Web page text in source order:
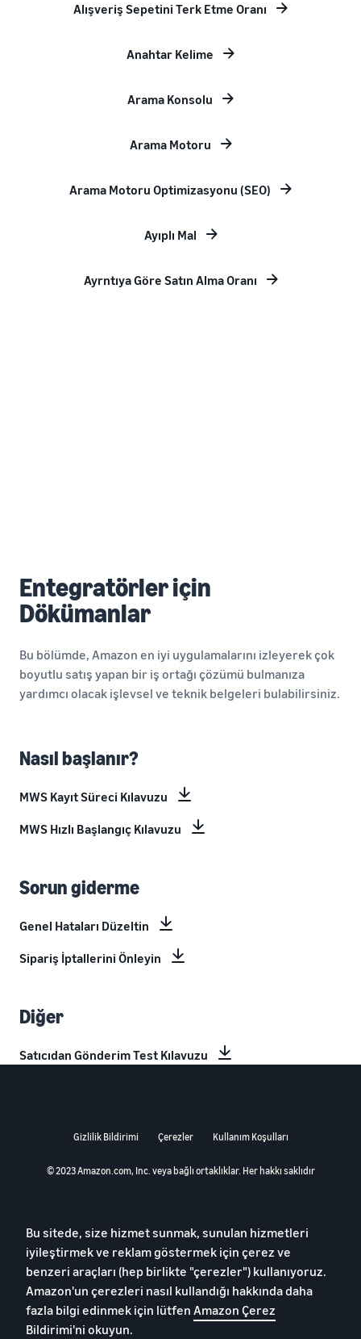
Alışveriş Sepetini Terk Etme Oranı
Anahtar Kelime
Arama Konsolu
Arama Motoru
Arama Motoru Optimizasyonu (SEO)
Ayıplı Mal
Ayrntıya Göre Satın Alma Oranı
Entegratörler için
Dökümanlar
Bu bölümde, Amazon en iyi uygulamalarını izleyerek çok
boyutlu satış yapan bir iş ortağı çözümü bulmanıza
yardımcı olacak işlevsel ve teknik belgeleri bulabilirsiniz.
Nasıl başlanır?
MWS Kayıt Süreci Kılavuzu
MWS Hızlı Başlangıç Kılavuzu
Sorun giderme
Genel Hataları Düzeltin
Sipariş İptallerini Önleyin
Diğer
Satıcıdan Gönderim Test Kılavuzu
Gizlilik Bildirimi Çerezler Kullanım Koşulları
© 2023 Amazon.com, Inc. veya bağlı ortaklıklar. Her hakkı saklıdır
Bu sitede, size hizmet sunmak, sunulan hizmetleri
iyileştirmek ve reklam göstermek için çerez ve
benzeri araçları (hep birlikte "çerezler") kullanıyoruz.
Amazon'un çerezleri nasıl kullandığı hakkında daha
fazla bilgi edinmek için lütfen Amazon Çerez
Bildirimi'ni okuyun.